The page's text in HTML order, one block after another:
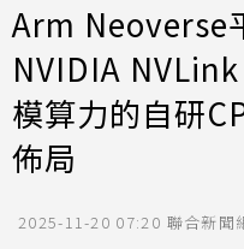
Arm Neoverse
NVIDIA
模算力的自研
佈局
2025-11-20 07:20 聯合新聞